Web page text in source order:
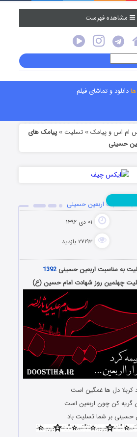
مشاهده فهرست
دانلود و تماشای فیلم
ام اس و پیامک »تسلیت »پیامک های
حسینی
مناسبت اربعین حسینی
۰۱ دی ۱۳۹۲
۲۷۱۹۳ بازدید
به مناسبت اربعین حسینی 1392
چهلمین روز شهادت امام حسین (ع)
کربلا دل ها غمگین است
گریه کن چون اربعین است
حسینی بر شما تسلیت باد